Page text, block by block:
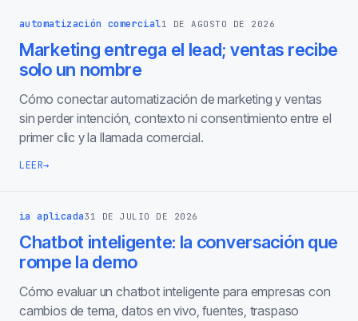
automatización comercial1 DE AGOSTO DE 2026
Marketing entrega el lead; ventas recibe
solo un nombre
Cómo conectar automatización de marketing y ventas
sin perder intención, contexto ni consentimiento entre el
primer clic y la llamada comercial.
LEER→
ia aplicada31 DE JULIO DE 2026
Chatbot inteligente: la conversación que
rompe la demo
Cómo evaluar un chatbot inteligente para empresas con
cambios de tema, datos en vivo, fuentes, traspaso